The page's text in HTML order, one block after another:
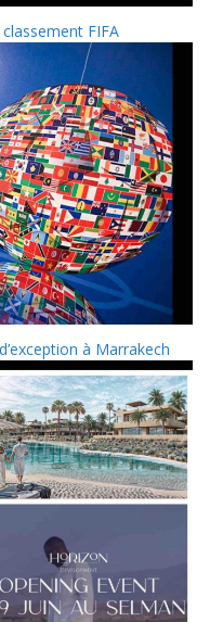
FIFA
à Marrakech